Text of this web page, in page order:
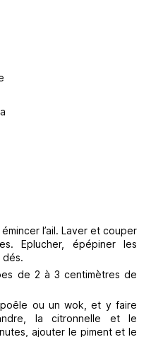
l’ail. Laver et couper
Eplucher, épépiner les
de 2 à 3 centimètres de
poêle ou un wok, et y faire
la citronnelle et le
ajouter le piment et le